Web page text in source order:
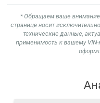
* Обращаем ваше внимание
странице носит
технические данные,
применимость к вашему